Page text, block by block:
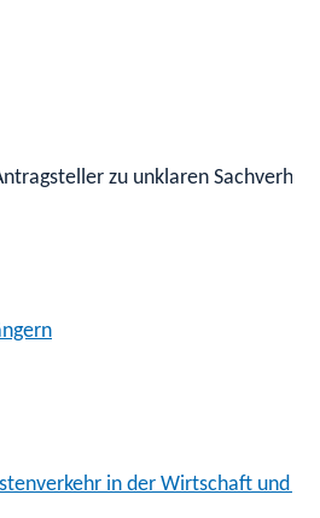
zu unklaren
in der Wirtschaft und